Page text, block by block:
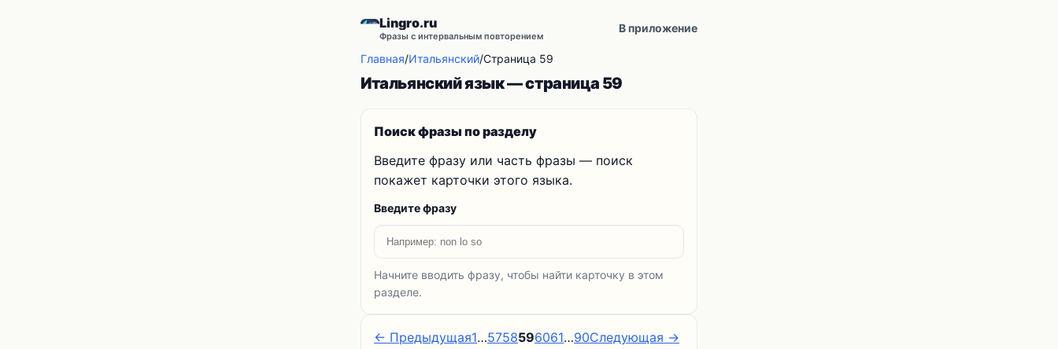
Lingro.ru
Фразы с интервальным повторением
В приложение
Главная/Итальянский/Страница 59
Итальянский язык — страница 59
Поиск фразы по разделу
Введите фразу или часть фразы — поиск
покажет карточки этого языка.
Введите фразу
Начните вводить фразу, чтобы найти карточку в этом
разделе.
← Предыдущая1…5758596061…90Следующая →